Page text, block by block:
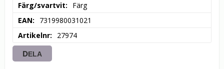
Färg/svartvit
Färg
EAN
7319980031021
Artikelnr
27974
DELA